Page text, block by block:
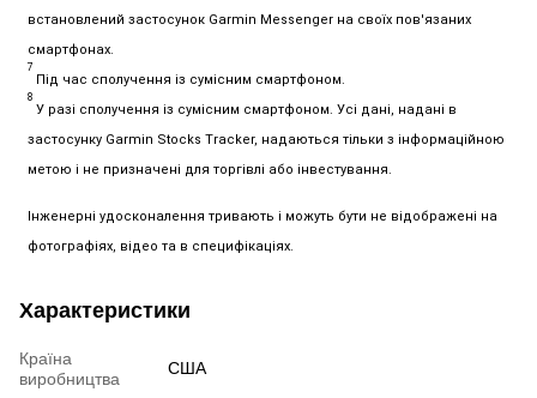
встановлений застосунок Garmin Messenger на своїх пов'язаних
смартфонах.
7
Під час сполучення із сумісним смартфоном.
8
У разі сполучення із сумісним смартфоном. Усі дані, надані в
застосунку Garmin Stocks Tracker, надаються тільки з інформаційною
метою і не призначені для торгівлі або інвестування.
Інженерні удосконалення тривають і можуть бути не відображені на
фотографіях, відео та в специфікаціях.
Характеристики
Країна
виробництва
США